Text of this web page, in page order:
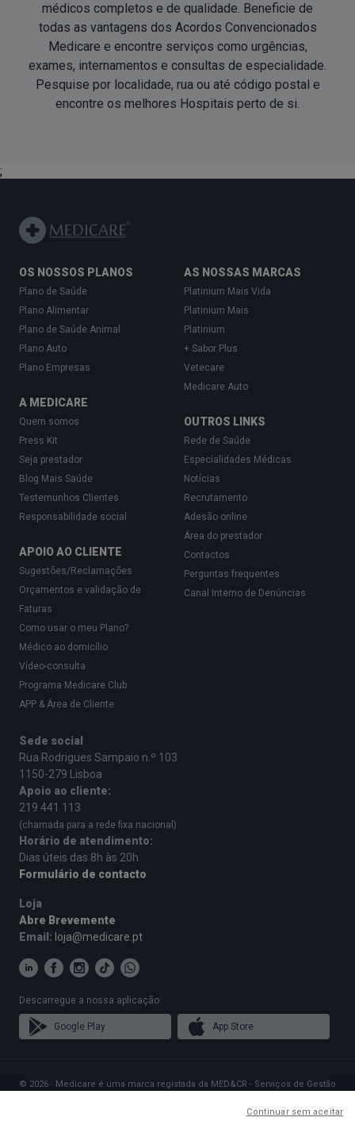
médicos completos e de qualidade. Beneficie de
todas as vantagens dos Acordos Convencionados
Medicare e encontre serviços como urgências,
exames, internamentos e consultas de especialidade.
Pesquise por localidade, rua ou até código postal e
encontre os melhores Hospitais perto de si.
;
OS NOSSOS PLANOS
Plano de Saúde
Plano Alimentar
Plano de Saúde Animal
Plano Auto
Plano Empresas
A MEDICARE
Quem somos
Press Kit
Seja prestador
Blog Mais Saúde
Testemunhos Clientes
Responsabilidade social
APOIO AO CLIENTE
Sugestões/Reclamações
Orçamentos e validação de
Faturas
Como usar o meu Plano?
Médico ao domicílio
Vídeo-consulta
Programa Medicare Club
APP & Área de Cliente
AS NOSSAS MARCAS
Platinium Mais Vida
Platinium Mais
Platinium
+ Sabor Plus
Vetecare
Medicare Auto
OUTROS LINKS
Rede de Saúde
Especialidades Médicas
Notícias
Recrutamento
Adesão online
Área do prestador
Contactos
Perguntas frequentes
Canal Interno de Denúncias
Sede social
Rua Rodrigues Sampaio n.º 103
1150-279 Lisboa
Apoio ao cliente:
219 441 113
(chamada para a rede fixa nacional)
Horário de atendimento:
Dias úteis das 8h às 20h
Formulário de contacto
Loja
Abre Brevemente
Email: loja@medicare.pt
Descarregue a nossa aplicação:
Google Play App Store
© 2026 · Medicare é uma marca registada da MED&CR - Serviços de Gestão
sede social em Rua Rodrigues Sampaio n.º 103, 1150-279 Lisboa, que gere
Continuar sem aceitar